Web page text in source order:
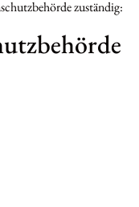
zuständig: